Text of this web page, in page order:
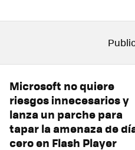
Microsoft no quiere
riesgos innecesarios y
lanza un parche para
tapar la amenaza de
cero en Flash Player